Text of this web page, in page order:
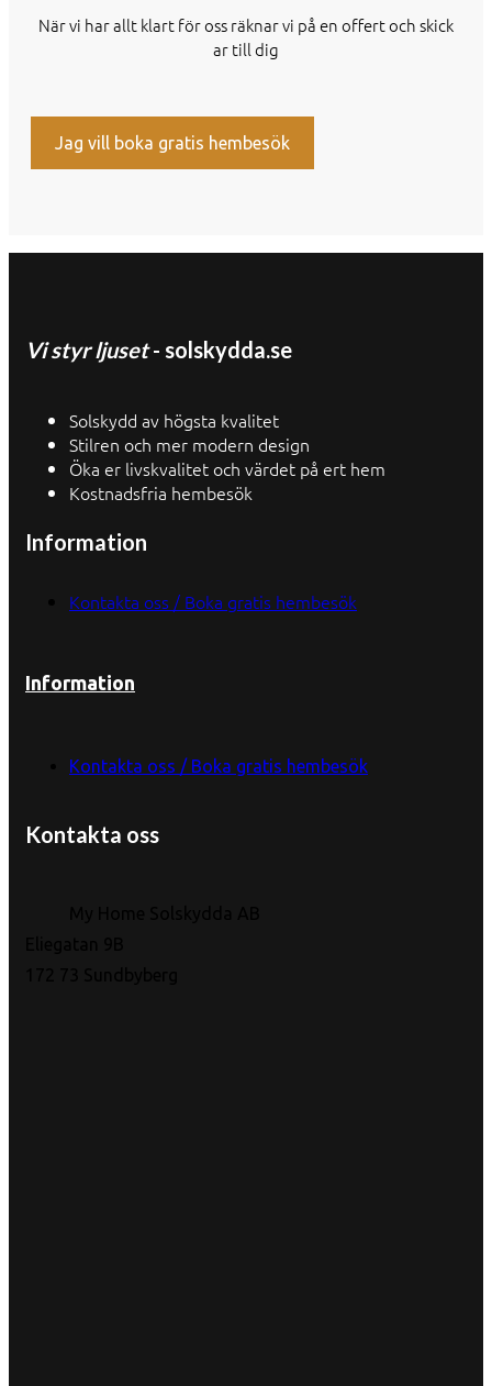
När vi har allt klart för oss räknar vi på en offert och skick
ar till dig
Jag vill boka gratis hembesök
Vi styr ljuset- solskydda.se
Solskydd av högsta kvalitet
Stilren och mer modern design
Öka er livskvalitet och värdet på ert hem
Kostnadsfria hembesök
Information
Kontakta oss / Boka gratis hembesök
Information
Kontakta oss / Boka gratis hembesök
Kontakta oss